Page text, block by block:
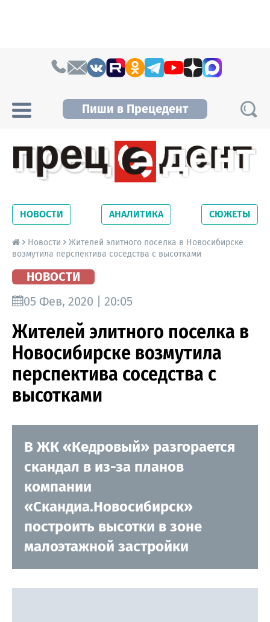
Пиши в Прецедент
Новосибирской области. Читайте свежие
новости на сайте сетевого издания
Precedent.
НОВОСТИ АНАЛИТИКА СЮЖЕТЫ
Новости
Жителей элитного поселка в Новосибирске
возмутила перспектива соседства с высотками
НОВОСТИ
05 Фев, 2020 | 20:05
Жителей элитного поселка в
Новосибирске возмутила
перспектива соседства с
высотками
В ЖК «Кедровый» разгорается
скандал в из-за планов
компании
«Скандиа.Новосибирск»
построить высотки в зоне
малоэтажной застройки